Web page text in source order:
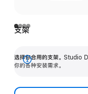
支架
选择你合用的支架。 Studio
你的各种安装需求。
展